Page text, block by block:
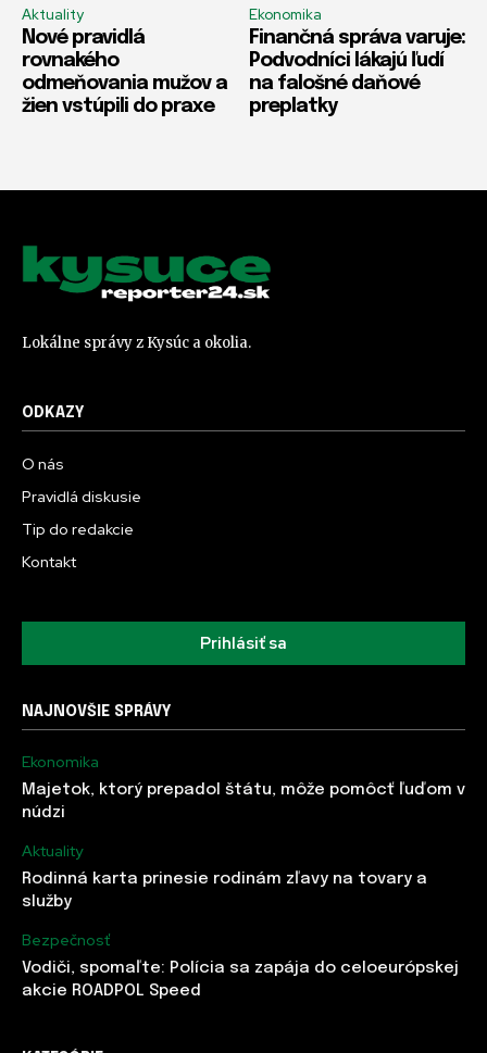
Aktuality
Nové pravidlá
rovnakého
odmeňovania mužov a
žien vstúpili do praxe
Ekonomika
Finančná správa varuje:
Podvodníci lákajú ľudí
na falošné daňové
preplatky
Lokálne správy z Kysúc a okolia.
ODKAZY
O nás
Pravidlá diskusie
Tip do redakcie
Kontakt
Prihlásiť sa
NAJNOVŠIE SPRÁVY
Ekonomika
Majetok, ktorý prepadol štátu, môže pomôcť ľuďom v
núdzi
Aktuality
Rodinná karta prinesie rodinám zľavy na tovary a
služby
Bezpečnosť
Vodiči, spomaľte: Polícia sa zapája do celoeurópskej
akcie ROADPOL Speed